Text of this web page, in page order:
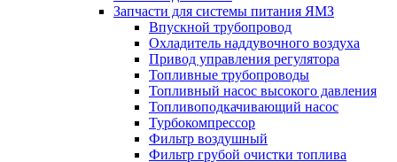
Запчасти для системы питания ЯМЗ
Впускной трубопровод
Охладитель наддувочного воздуха
Привод управления регулятора
Топливные трубопроводы
Топливный насос высокого давления
Топливоподкачивающий насос
Турбокомпрессор
Фильтр воздушный
Фильтр грубой очистки топлива